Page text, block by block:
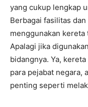
yang cukup lengkap
Berbagai fasilitas
menggunakan
Apalagi jika
bidangnya. Ya,
para pejabat negara,
penting seperti